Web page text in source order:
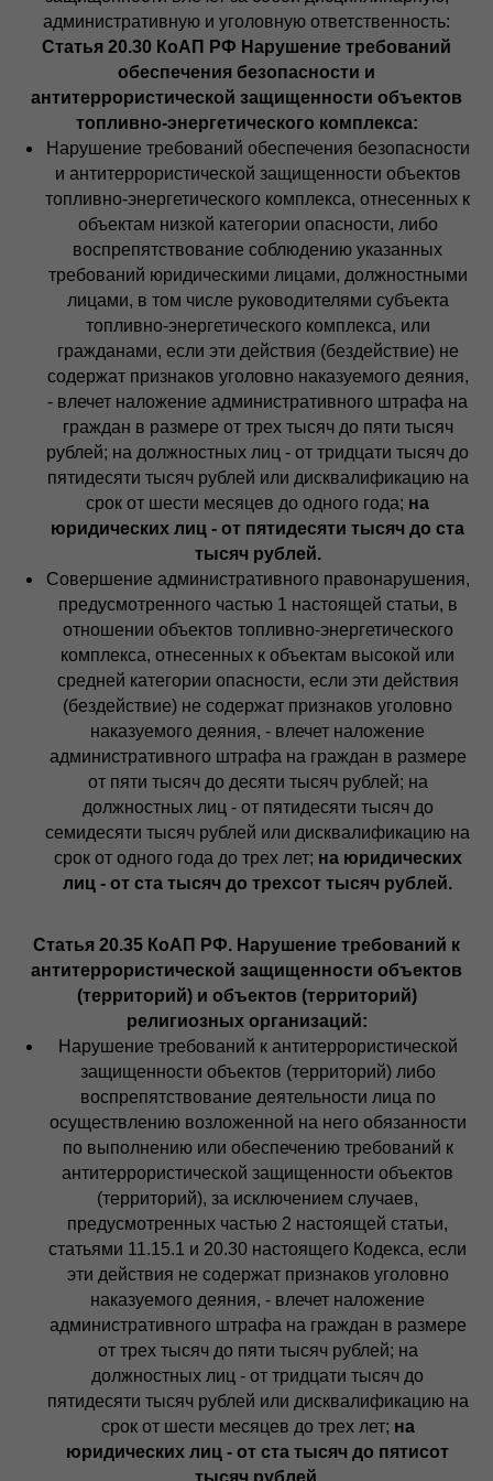
административную и уголовную ответственность:
Статья 20.30 КоАП РФ Нарушение требований
обеспечения безопасности и
антитеррористической защищенности объектов
топливно-энергетического комплекса:
Нарушение требований обеспечения безопасности
и антитеррористической защищенности объектов
топливно-энергетического комплекса, отнесенных к
объектам низкой категории опасности, либо
воспрепятствование соблюдению указанных
требований юридическими лицами, должностными
лицами, в том числе руководителями субъекта
топливно-энергетического комплекса, или
гражданами, если эти действия (бездействие) не
содержат признаков уголовно наказуемого деяния,
- влечет наложение административного штрафа на
граждан в размере от трех тысяч до пяти тысяч
рублей; на должностных лиц - от тридцати тысяч до
пятидесяти тысяч рублей или дисквалификацию на
срок от шести месяцев до одного года; на
юридических лиц - от пятидесяти тысяч до ста
тысяч рублей.
Совершение административного правонарушения,
предусмотренного частью 1 настоящей статьи, в
отношении объектов топливно-энергетического
комплекса, отнесенных к объектам высокой или
средней категории опасности, если эти действия
(бездействие) не содержат признаков уголовно
наказуемого деяния, - влечет наложение
административного штрафа на граждан в размере
от пяти тысяч до десяти тысяч рублей; на
должностных лиц - от пятидесяти тысяч до
семидесяти тысяч рублей или дисквалификацию на
срок от одного года до трех лет; на юридических
лиц - от ста тысяч до трехсот тысяч рублей.
Статья 20.35 КоАП РФ. Нарушение требований к
антитеррористической защищенности объектов
(территорий) и объектов (территорий)
религиозных организаций:
Нарушение требований к антитеррористической
защищенности объектов (территорий) либо
воспрепятствование деятельности лица по
осуществлению возложенной на него обязанности
по выполнению или обеспечению требований к
антитеррористической защищенности объектов
(территорий), за исключением случаев,
предусмотренных частью 2 настоящей статьи,
статьями 11.15.1 и 20.30 настоящего Кодекса, если
эти действия не содержат признаков уголовно
наказуемого деяния, - влечет наложение
административного штрафа на граждан в размере
от трех тысяч до пяти тысяч рублей; на
должностных лиц - от тридцати тысяч до
пятидесяти тысяч рублей или дисквалификацию на
срок от шести месяцев до трех лет; на
юридических лиц - от ста тысяч до пятисот
тысяч рублей.